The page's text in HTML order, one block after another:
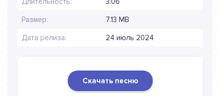
Размер: 7.13 MB
Дата релиза: 24 июль 2024
Скачать песню